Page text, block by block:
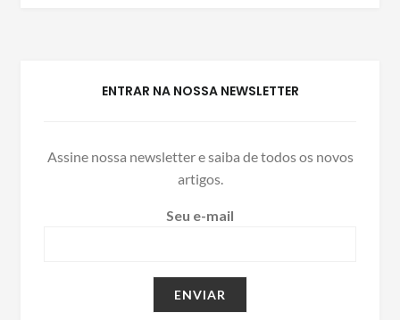
ENTRAR NA NOSSA NEWSLETTER
Assine nossa newsletter e saiba de todos os novos
artigos.
Seu e-mail